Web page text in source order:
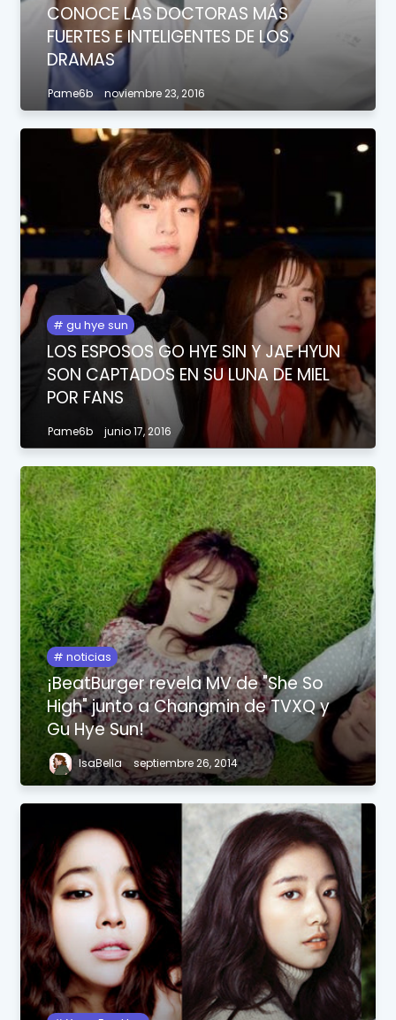
CONOCE LAS DOCTORAS MÁS
FUERTES E INTELIGENTES DE LOS
DRAMAS
Pame6b noviembre 23, 2016
gu hye sun
LOS ESPOSOS GO HYE SIN Y JAE HYUN
SON CAPTADOS EN SU LUNA DE MIEL
POR FANS
Pame6b junio 17, 2016
noticias
¡BeatBurger revela MV de "She So
High" junto a Changmin de TVXQ y
Gu Hye Sun!
IsaBella septiembre 26, 2014